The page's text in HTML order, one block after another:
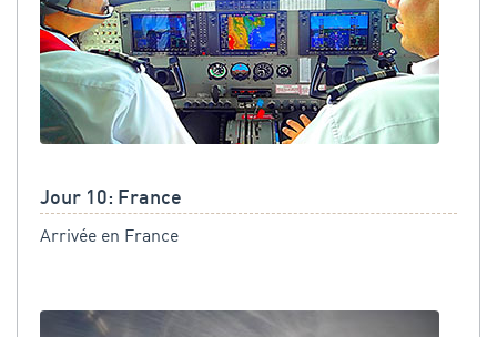
Jour 10: France
Arrivée en France